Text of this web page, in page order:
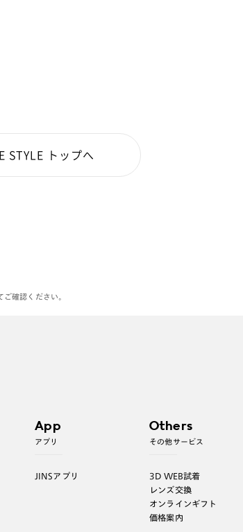
STYLE トップへ
確認ください。
App
アプリ
JINSアプリ
Others
その他サービス
3D WEB試着
レンズ交換
オンラインギフト
価格案内